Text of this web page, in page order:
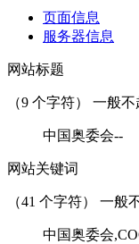
页面信息
服务器信息
网站标题
（9 个字符） 一般不
中国奥委会--
网站关键词
（41 个字符） 一般
中国奥委会